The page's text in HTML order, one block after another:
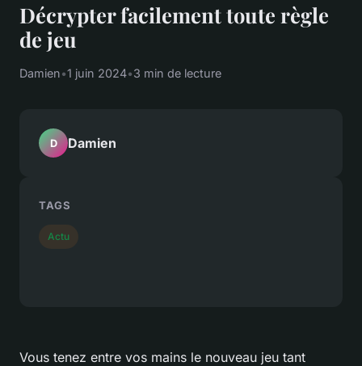
Décrypter facilement toute règle
de jeu
Damien•1 juin 2024•3 min de lecture
Vous tenez entre vos mains le nouveau jeu tant
D Damien
TAGS
Actu